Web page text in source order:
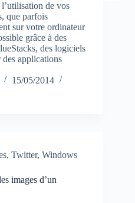
de vos
que parfois
sur votre ordinateur
grâce à des
des logiciels
des applications
15/05/2014
, Twitter, Windows
images d’un